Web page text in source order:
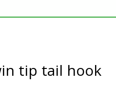
tip tail hook